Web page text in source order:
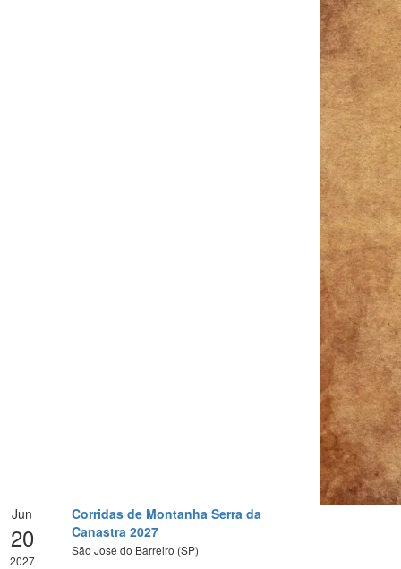
Jun
20
2027
Corridas de Montanha Serra da
Canastra 2027
São José do Barreiro (SP)